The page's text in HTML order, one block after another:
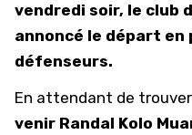
vendredi soir, le club
annoncé le départ en
défenseurs.
En attendant de
venir Randal Kolo